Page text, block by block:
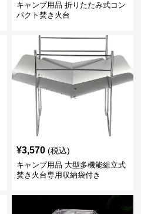
キャンプ用品 折りたたみ式コン
パクト焚き火台
¥3,570 (税込)
キャンプ用品 大型多機能組立式
焚き火台専用収納袋付き